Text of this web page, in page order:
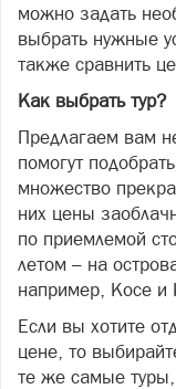
можно задать
выбрать нужные
также сравнить
Как выбрать тур?
Предлагаем вам
помогут
множество
них цены
по приемлемой
летом – на
например, Косе и
Если вы хотите
цене, то
те же самые